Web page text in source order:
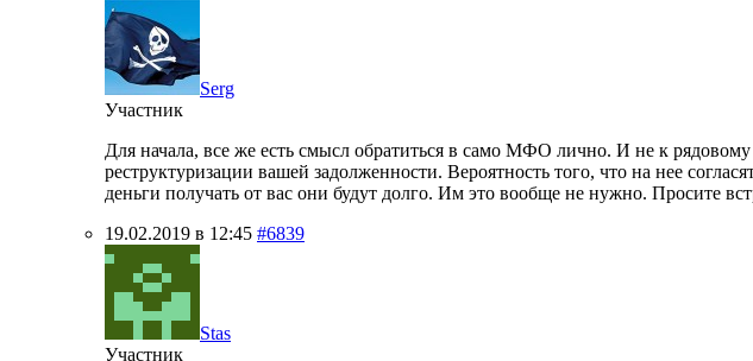
Serg
Участник
Для начала, все же есть смысл обратиться в само МФО лично. И не к
реструктуризации вашей задолженности. Вероятность того, что на нее
деньги получать от вас они будут долго. Им это вообще не нужно. Просите
19.02.2019 в 12:45 #6839
Stas
Участник